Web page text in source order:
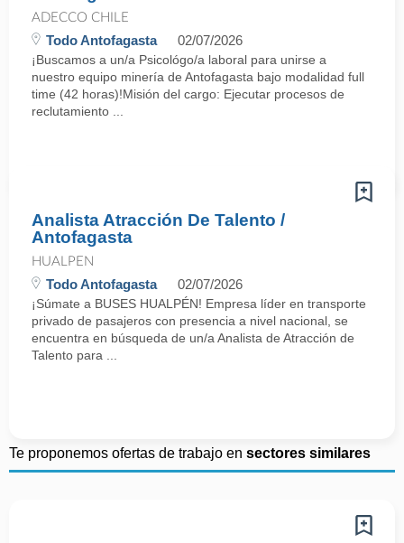
ADECCO CHILE
Todo Antofagasta 02/07/2026
¡Buscamos a un/a Psicológo/a laboral para unirse a
nuestro equipo minería de Antofagasta bajo modalidad full
time (42 horas)!Misión del cargo: Ejecutar procesos de
reclutamiento ...
Analista Atracción De Talento /
Antofagasta
HUALPEN
Todo Antofagasta 02/07/2026
¡Súmate a BUSES HUALPÉN! Empresa líder en transporte
privado de pasajeros con presencia a nivel nacional, se
encuentra en búsqueda de un/a Analista de Atracción de
Talento para ...
Te proponemos ofertas de trabajo en sectores similares